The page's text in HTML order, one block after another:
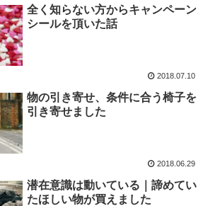
全く知らない方からキャンペーン
シールを頂いた話
2018.07.10
物の引き寄せ、条件に合う椅子を
引き寄せました
2018.06.29
潜在意識は動いている｜諦めてい
たほしい物が買えました